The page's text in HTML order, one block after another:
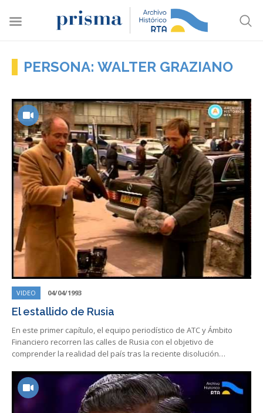
PERSONA: WALTER GRAZIANO
VIDEO 04/04/1993
El estallido de Rusia
En este primer capítulo, el equipo periodístico de ATC y Ámbito
Financiero recorren las calles de Rusia con el objetivo de
comprender la realidad del país tras la reciente disolución…